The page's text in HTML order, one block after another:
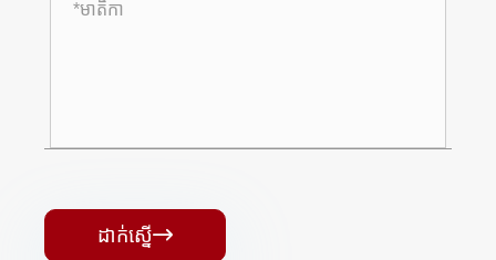
ដាក់ស្នើ